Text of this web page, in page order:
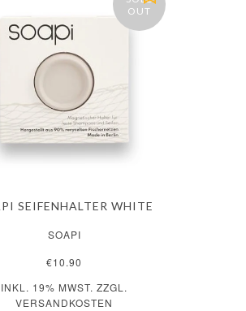
OUT
SEIFENHALTER WHITE
SOAPI
€10.90
INKL. 19% MWST. ZZGL.
VERSANDKOSTEN